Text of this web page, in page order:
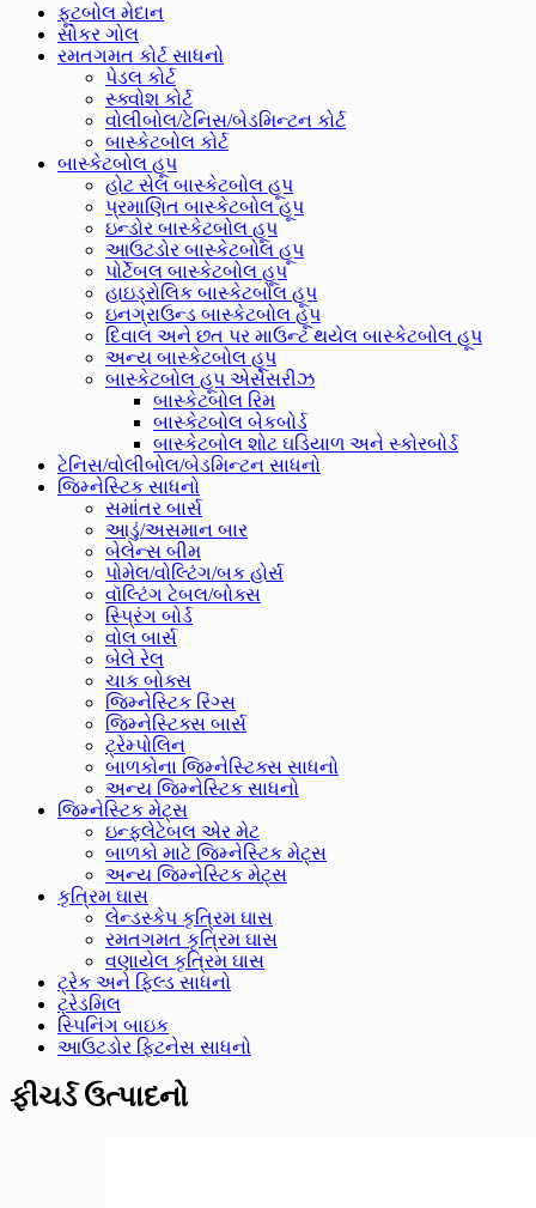
ફૂટબોલ મેદાન
સોકર ગોલ
રમતગમત કોર્ટ સાધનો
પેડલ કોર્ટ
સ્ક્વોશ કોર્ટ
વોલીબોલ/ટેનિસ/બેડમિન્ટન કોર્ટ
બાસ્કેટબોલ કોર્ટ
બાસ્કેટબોલ હૂપ
હોટ સેલ બાસ્કેટબોલ હૂપ
પ્રમાણિત બાસ્કેટબોલ હૂપ
ઇન્ડોર બાસ્કેટબોલ હૂપ
આઉટડોર બાસ્કેટબોલ હૂપ
પોર્ટેબલ બાસ્કેટબોલ હૂપ
હાઇડ્રોલિક બાસ્કેટબોલ હૂપ
ઇનગ્રાઉન્ડ બાસ્કેટબોલ હૂપ
દિવાલ અને છત પર માઉન્ટ થયેલ બાસ્કેટબોલ હૂપ
અન્ય બાસ્કેટબોલ હૂપ
બાસ્કેટબોલ હૂપ એસેસરીઝ
બાસ્કેટબોલ રિમ
બાસ્કેટબોલ બેકબોર્ડ
બાસ્કેટબોલ શોટ ઘડિયાળ અને સ્કોરબોર્ડ
ટેનિસ/વોલીબોલ/બેડમિન્ટન સાધનો
જિમ્નેસ્ટિક સાધનો
સમાંતર બાર્સ
આડું/અસમાન બાર
બેલેન્સ બીમ
પોમેલ/વોલ્ટિંગ/બક હોર્સ
વૉલ્ટિંગ ટેબલ/બોક્સ
સ્પ્રિંગ બોર્ડ
વોલ બાર્સ
બેલે રેલ
ચાક બોક્સ
જિમ્નેસ્ટિક રિંગ્સ
જિમ્નેસ્ટિક્સ બાર્સ
ટ્રેમ્પોલિન
બાળકોના જિમ્નેસ્ટિક્સ સાધનો
અન્ય જિમ્નેસ્ટિક સાધનો
જિમ્નેસ્ટિક મેટ્સ
ઇન્ફ્લેટેબલ એર મેટ
બાળકો માટે જિમ્નેસ્ટિક મેટ્સ
અન્ય જિમ્નેસ્ટિક મેટ્સ
કૃત્રિમ ઘાસ
લેન્ડસ્કેપ કૃત્રિમ ઘાસ
રમતગમત કૃત્રિમ ઘાસ
વણાયેલ કૃત્રિમ ઘાસ
ટ્રેક અને ફિલ્ડ સાધનો
ટ્રેડમિલ
સ્પિનિંગ બાઇક
આઉટડોર ફિટનેસ સાધનો
ફીચર્ડ ઉત્પાદનો